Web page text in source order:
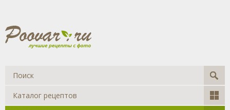
Каталог рецептов